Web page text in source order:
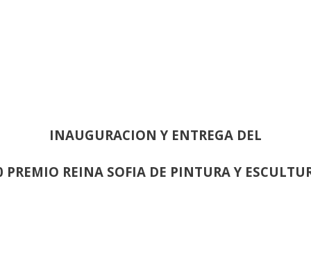
INAUGURACION Y ENTREGA DEL
PREMIO REINA SOFIA DE PINTURA Y